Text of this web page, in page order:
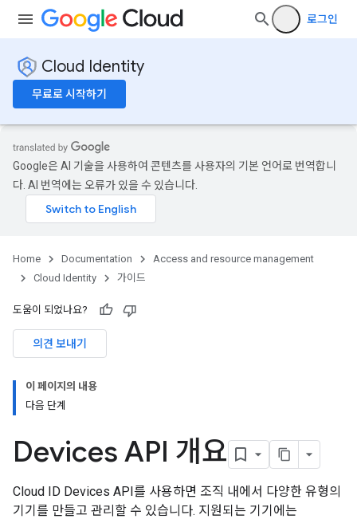
로그인
Cloud Identity
무료로 시작하기
Google은 AI 기술을 사용하여 콘텐츠를 사용자의 기본 언어로 번역합니
다. AI 번역에는 오류가 있을 수 있습니다.
Home Documentation
Access and resource management
Cloud Identity
가이드
도움이 되었나요?
의견 보내기
이 페이지의 내용
다음 단계
Devices API 개요
Cloud ID Devices API를 사용하면 조직 내에서 다양한 유형의
기기를 만들고 관리할 수 있습니다. 지원되는 기기에는